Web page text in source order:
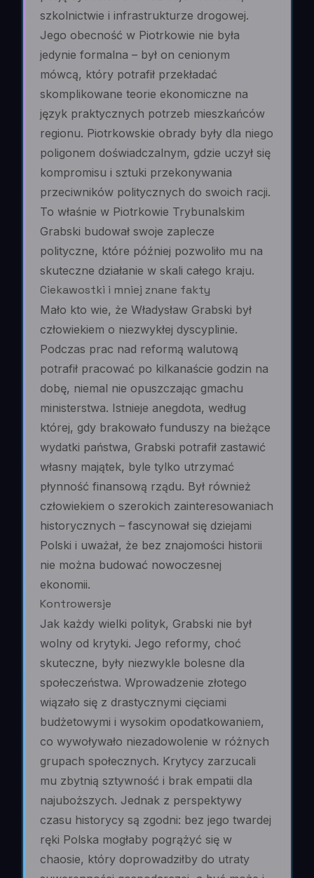
szkolnictwie i infrastrukturze drogowej.
Jego obecność w Piotrkowie nie była
jedynie formalna – był on cenionym
mówcą, który potrafił przekładać
skomplikowane teorie ekonomiczne na
język praktycznych potrzeb mieszkańców
regionu. Piotrkowskie obrady były dla niego
poligonem doświadczalnym, gdzie uczył się
kompromisu i sztuki przekonywania
przeciwników politycznych do swoich racji.
To właśnie w Piotrkowie Trybunalskim
Grabski budował swoje zaplecze
polityczne, które później pozwoliło mu na
skuteczne działanie w skali całego kraju.
Ciekawostki i mniej znane fakty
Mało kto wie, że Władysław Grabski był
człowiekiem o niezwykłej dyscyplinie.
Podczas prac nad reformą walutową
potrafił pracować po kilkanaście godzin na
dobę, niemal nie opuszczając gmachu
ministerstwa. Istnieje anegdota, według
której, gdy brakowało funduszy na bieżące
wydatki państwa, Grabski potrafił zastawić
własny majątek, byle tylko utrzymać
płynność finansową rządu. Był również
człowiekiem o szerokich zainteresowaniach
historycznych – fascynował się dziejami
Polski i uważał, że bez znajomości historii
nie można budować nowoczesnej
ekonomii.
Kontrowersje
Jak każdy wielki polityk, Grabski nie był
wolny od krytyki. Jego reformy, choć
skuteczne, były niezwykle bolesne dla
społeczeństwa. Wprowadzenie złotego
wiązało się z drastycznymi cięciami
budżetowymi i wysokim opodatkowaniem,
co wywoływało niezadowolenie w różnych
grupach społecznych. Krytycy zarzucali
mu zbytnią sztywność i brak empatii dla
najuboższych. Jednak z perspektywy
czasu historycy są zgodni: bez jego twardej
ręki Polska mogłaby pogrążyć się w
chaosie, który doprowadziłby do utraty